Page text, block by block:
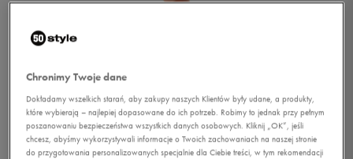
Chronimy Twoje dane
Dokładamy wszelkich starań, aby zakupy naszych Klientów były udane, a produkty,
które wybierają – najlepiej dopasowane do ich potrzeb. Robimy to jednak przy pełnym
poszanowaniu bezpieczeństwa wszystkich danych osobowych. Kliknij „OK”, jeśli
chcesz, abyśmy wykorzystywali informacje o Twoich zachowaniach na naszej stronie
do przygotowania personalizowanych specjalnie dla Ciebie treści, w tym rekomendacji